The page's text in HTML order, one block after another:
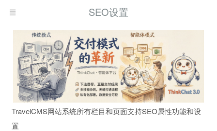
SEO设置
TravelCMS网站系统所有栏目和页面支持SEO属性功能和设
置